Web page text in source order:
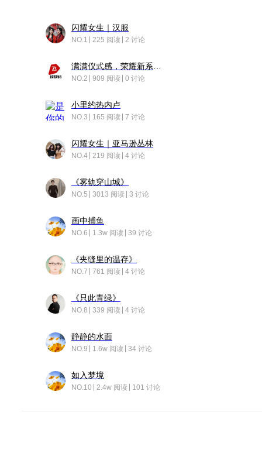
闪耀女生｜汉服
NO.1 225 阅读 2 讨论
NO.2 909 阅读 0 讨论
小里约热内卢
NO.3 165 阅读 7 讨论
闪耀女生｜亚马逊丛林
NO.4 219 阅读 4 讨论
《雾轨穿山城》
NO.5 3013 阅读 3 讨论
画中捕鱼
NO.6 1.3w 阅读 39 讨论
《夹缝里的温存》
NO.7 761 阅读 4 讨论
《只此青绿》
NO.8 339 阅读 4 讨论
静静的水面
NO.9 1.6w 阅读 34 讨论
如入梦境
NO.10 2.4w 阅读 101 讨论